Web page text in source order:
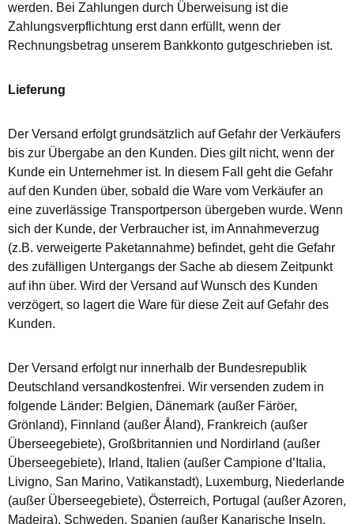
werden. Bei Zahlungen durch Überweisung ist die
Zahlungsverpflichtung erst dann erfüllt, wenn der
Rechnungsbetrag unserem Bankkonto gutgeschrieben ist.
Lieferung
Der Versand erfolgt grundsätzlich auf Gefahr der Verkäufers
bis zur Übergabe an den Kunden. Dies gilt nicht, wenn der
Kunde ein Unternehmer ist. In diesem Fall geht die Gefahr
auf den Kunden über, sobald die Ware vom Verkäufer an
eine zuverlässige Transportperson übergeben wurde. Wenn
sich der Kunde, der Verbraucher ist, im Annahmeverzug
(z.B. verweigerte Paketannahme) befindet, geht die Gefahr
des zufälligen Untergangs der Sache ab diesem Zeitpunkt
auf ihn über. Wird der Versand auf Wunsch des Kunden
verzögert, so lagert die Ware für diese Zeit auf Gefahr des
Kunden.
Der Versand erfolgt nur innerhalb der Bundesrepublik
Deutschland versandkostenfrei. Wir versenden zudem in
folgende Länder: Belgien, Dänemark (außer Färöer,
Grönland), Finnland (außer Åland), Frankreich (außer
Überseegebiete), Großbritannien und Nordirland (außer
Überseegebiete), Irland, Italien (außer Campione d’Italia,
Livigno, San Marino, Vatikanstadt), Luxemburg, Niederlande
(außer Überseegebiete), Österreich, Portugal (außer Azoren,
Madeira), Schweden, Spanien (außer Kanarische Inseln,